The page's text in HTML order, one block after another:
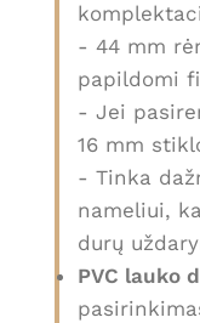
- 44 mm
papildomi
- Jei
16 mm
- Tinka
nameliui,
durų
PVC lauko